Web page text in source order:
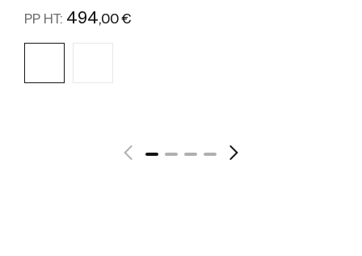
PP HT: 494,00 €